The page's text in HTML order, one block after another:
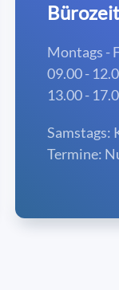
Montags -
09.00 -
13.00 -
Samstags:
Termine: